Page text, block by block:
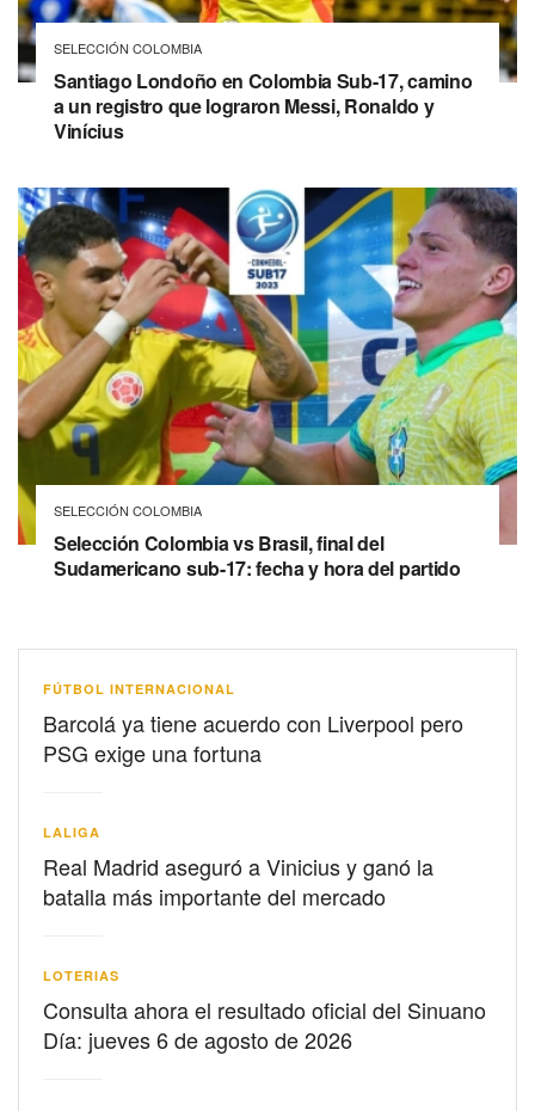
SELECCIÓN COLOMBIA
Santiago Londoño en Colombia Sub-17, camino
a un registro que lograron Messi, Ronaldo y
Vinícius
SELECCIÓN COLOMBIA
Selección Colombia vs Brasil, final del
Sudamericano sub-17: fecha y hora del partido
FÚTBOL INTERNACIONAL
Barcolá ya tiene acuerdo con Liverpool pero
PSG exige una fortuna
LALIGA
Real Madrid aseguró a Vinicius y ganó la
batalla más importante del mercado
LOTERIAS
Consulta ahora el resultado oficial del Sinuano
Día: jueves 6 de agosto de 2026